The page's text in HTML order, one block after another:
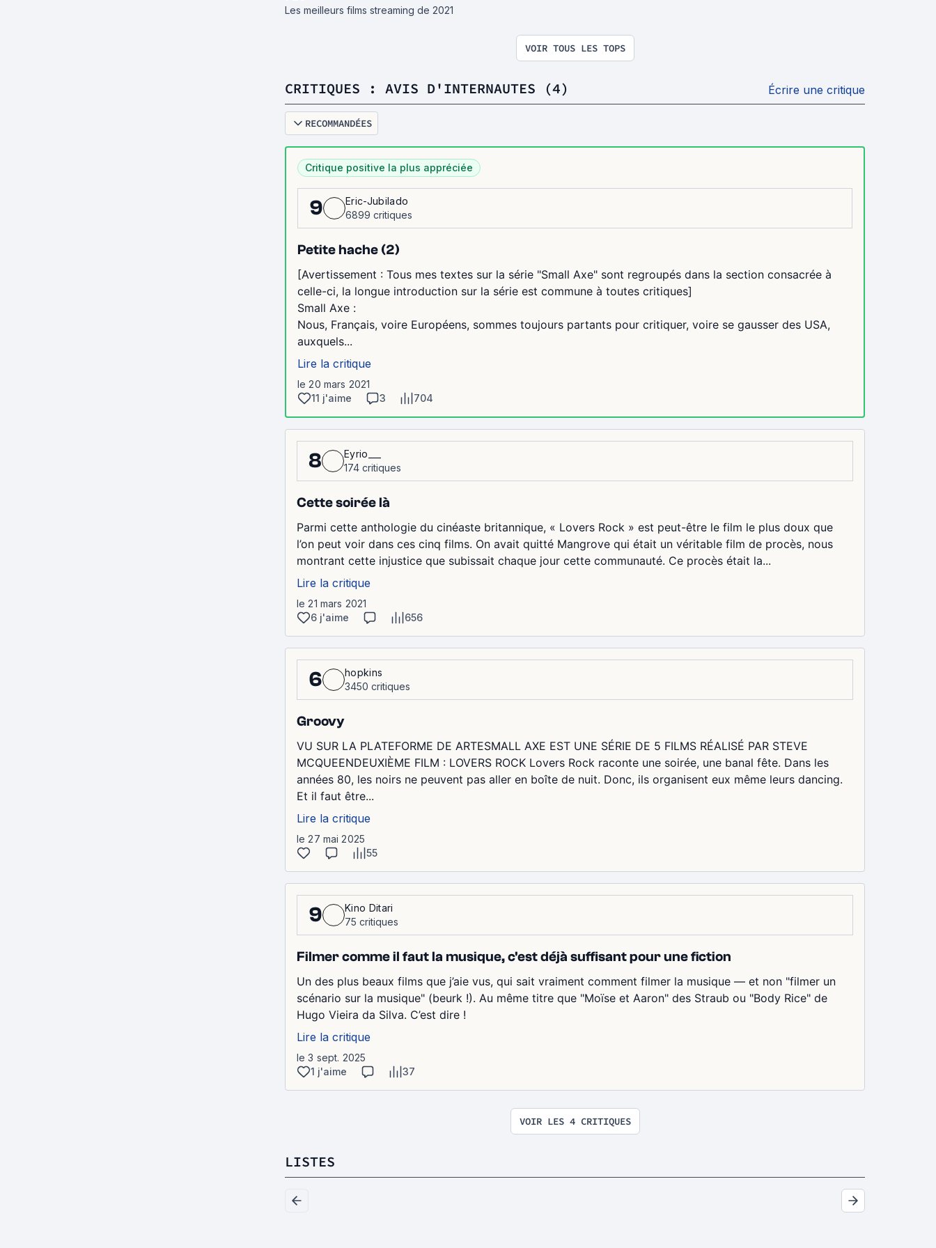
Les meilleurs films streaming de 2021
VOIR TOUS LES TOPS
CRITIQUES : AVIS D'INTERNAUTES (4) Écrire une critique
RECOMMANDÉES
Critique positive la plus appréciée
9
Eric-Jubilado
6899 critiques
Petite hache (2)
[Avertissement : Tous mes textes sur la série "Small Axe" sont regroupés dans la section consacrée à
celle-ci, la longue introduction sur la série est commune à toutes critiques]
Small Axe :
Nous, Français, voire Européens, sommes toujours partants pour critiquer, voire se gausser des USA,
auxquels...
Lire la critique
le 20 mars 2021
11 j'aime
3 704
8
Eyrio___
174 critiques
Cette soirée là
Parmi cette anthologie du cinéaste britannique, « Lovers Rock » est peut-être le film le plus doux que
l’on peut voir dans ces cinq films. On avait quitté Mangrove qui était un véritable film de procès, nous
montrant cette injustice que subissait chaque jour cette communauté. Ce procès était la...
Lire la critique
le 21 mars 2021
6 j'aime
656
6
hopkins
3450 critiques
Groovy
VU SUR LA PLATEFORME DE ARTESMALL AXE EST UNE SÉRIE DE 5 FILMS RÉALISÉ PAR STEVE
MCQUEENDEUXIÈME FILM : LOVERS ROCK Lovers Rock raconte une soirée, une banal fête. Dans les
années 80, les noirs ne peuvent pas aller en boîte de nuit. Donc, ils organisent eux même leurs dancing.
Et il faut être...
Lire la critique
le 27 mai 2025
55
9
Kino Ditari
75 critiques
Filmer comme il faut la musique, c'est déjà suffisant pour une fiction
Un des plus beaux films que j’aie vus, qui sait vraiment comment filmer la musique — et non "filmer un
scénario sur la musique" (beurk !). Au même titre que "Moïse et Aaron" des Straub ou "Body Rice" de
Hugo Vieira da Silva. C’est dire !
Lire la critique
le 3 sept. 2025
1 j'aime
37
VOIR LES 4 CRITIQUES
LISTES